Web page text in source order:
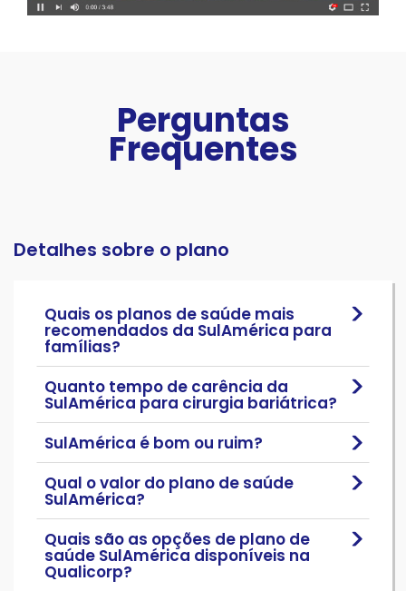
Perguntas
Frequentes
Detalhes sobre o plano
Quais os planos de saúde mais
recomendados da SulAmérica para
famílias?
Quanto tempo de carência da
SulAmérica para cirurgia bariátrica?
SulAmérica é bom ou ruim?
Qual o valor do plano de saúde
SulAmérica?
Quais são as opções de plano de
saúde SulAmérica disponíveis na
Qualicorp?